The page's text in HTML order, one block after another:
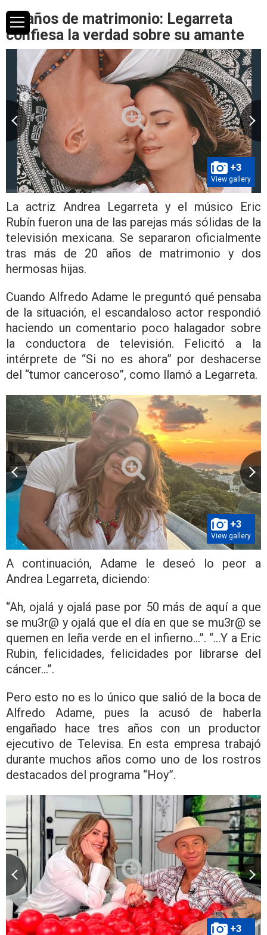
20 años de matrimonio: Legarreta
confiesa la verdad sobre su amante
+3
View gallery
La actriz Andrea Legarreta y el músico Eric
Rubín fueron una de las parejas más sólidas de la
televisión mexicana. Se separaron oficialmente
tras más de 20 años de matrimonio y dos
hermosas hijas.
Cuando Alfredo Adame le preguntó qué pensaba
de la situación, el escandaloso actor respondió
haciendo un comentario poco halagador sobre
la conductora de televisión. Felicitó a la
intérprete de “Si no es ahora” por deshacerse
del “tumor canceroso”, como llamó a Legarreta.
+3
View gallery
A continuación, Adame le deseó lo peor a
Andrea Legarreta, diciendo:
“Ah, ojalá y ojalá pase por 50 más de aquí a que
se mu3r@ y ojalá que el día en que se mu3r@ se
quemen en leña verde en el infierno…”. “…Y a Eric
Rubin, felicidades, felicidades por librarse del
cáncer…”.
Pero esto no es lo único que salió de la boca de
Alfredo Adame, pues la acusó de haberla
engañado hace tres años con un productor
ejecutivo de Televisa. En esta empresa trabajó
durante muchos años como uno de los rostros
destacados del programa “Hoy”.
+3